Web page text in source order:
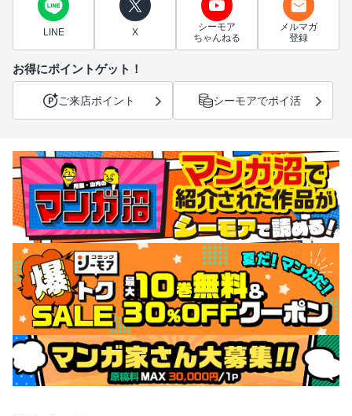
LINE X
シーモア
ちゃんねる
メルマガ
登録
お得にポイントゲット！
ご来店ポイント シーモアでポイ活